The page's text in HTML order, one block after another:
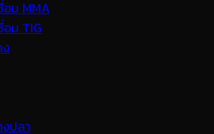
อม MMA
อม TIG
ปลา